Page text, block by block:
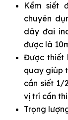
Kềm siết
chuyên
dây đai
được là
Được thiết
quay giúp
cần siết 1/
vị trí cần
Trọng